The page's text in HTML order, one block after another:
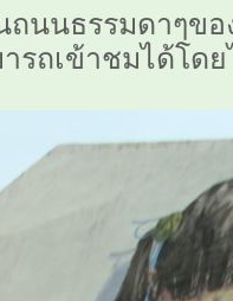
ถนนธรรมดาๆข
รถเข้าชมได้โด